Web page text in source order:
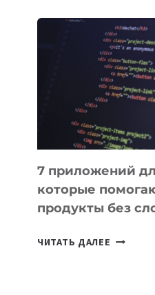
ДЛЯ
РАБОТЫ
7 приложений
которые
продукты без
ЧИТАТЬ ДАЛЕЕ